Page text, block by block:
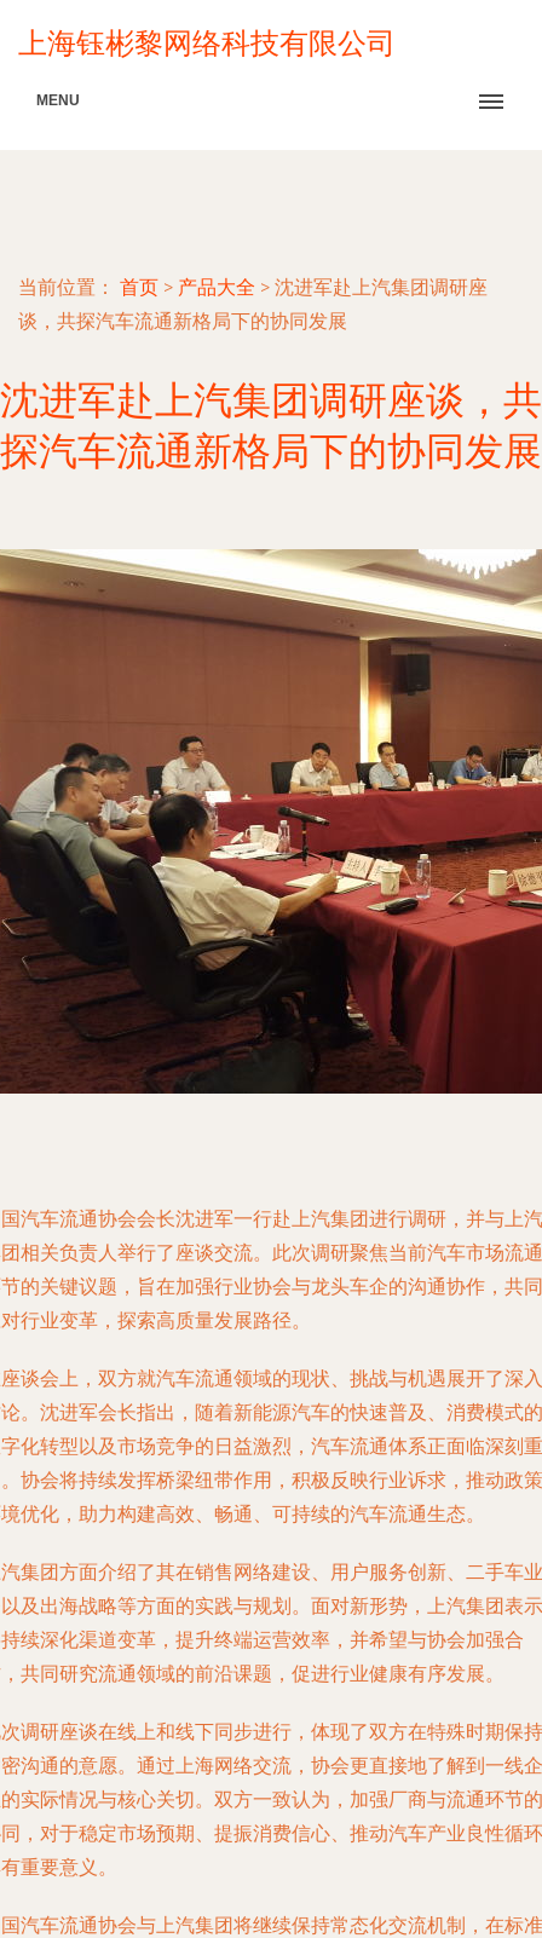
上海钰彬黎网络科技有限公司
MENU
当前位置： 首页 > 产品大全 > 沈进军赴上汽集团调研座
谈，共探汽车流通新格局下的协同发展
沈进军赴上汽集团调研座谈，共
探汽车流通新格局下的协同发展
汽车流通协会会长沈进军一行赴上汽集团进行调研，并与上汽
相关负责人举行了座谈交流。此次调研聚焦当前汽车市场流通
的关键议题，旨在加强行业协会与龙头车企的沟通协作，共同
行业变革，探索高质量发展路径。
谈会上，双方就汽车流通领域的现状、挑战与机遇展开了深入
。沈进军会长指出，随着新能源汽车的快速普及、消费模式的
化转型以及市场竞争的日益激烈，汽车流通体系正面临深刻重
协会将持续发挥桥梁纽带作用，积极反映行业诉求，推动政策
优化，助力构建高效、畅通、可持续的汽车流通生态。
集团方面介绍了其在销售网络建设、用户服务创新、二手车业
及出海战略等方面的实践与规划。面对新形势，上汽集团表示
续深化渠道变革，提升终端运营效率，并希望与协会加强合
共同研究流通领域的前沿课题，促进行业健康有序发展。
调研座谈在线上和线下同步进行，体现了双方在特殊时期保持
沟通的意愿。通过上海网络交流，协会更直接地了解到一线企
实际情况与核心关切。双方一致认为，加强厂商与流通环节的
，对于稳定市场预期、提振消费信心、推动汽车产业良性循环
重要意义。
汽车流通协会与上汽集团将继续保持常态化交流机制，在标准